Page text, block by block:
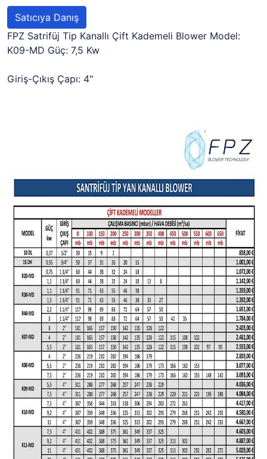
Satıcıya Danış
FPZ Satrifüj Tip Kanallı Çift Kademeli Blower Model:
K09-MD Güç: 7,5 Kw
Giriş-Çıkış Çapı: 4"